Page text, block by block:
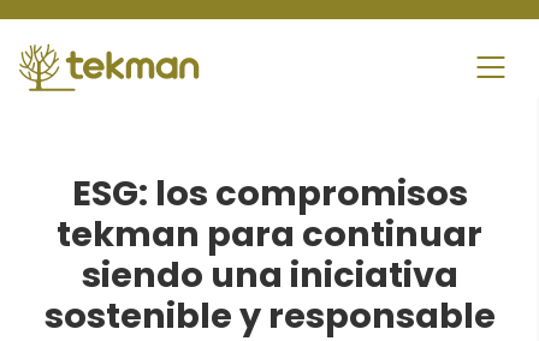
content
ESG: los compromisos
tekman para continuar
siendo una iniciativa
sostenible y responsable